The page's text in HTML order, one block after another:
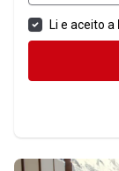
Li e aceito a